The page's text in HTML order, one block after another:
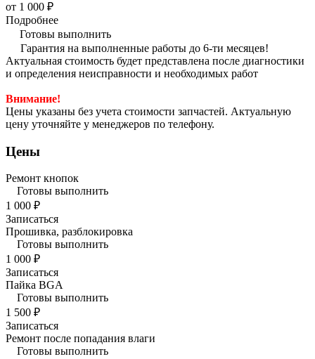
от 1 000 ₽
Подробнее
Готовы выполнить
Гарантия на выполненные работы до 6-ти месяцев!
Актуальная стоимость будет представлена после диагностики
и определения неисправности и необходимых работ
Внимание!
Цены указаны без учета стоимости запчастей. Актуальную
цену уточняйте у менеджеров по телефону.
Цены
Ремонт кнопок
Готовы выполнить
1 000 ₽
Записаться
Прошивка, разблокировка
Готовы выполнить
1 000 ₽
Записаться
Пайка BGA
Готовы выполнить
1 500 ₽
Записаться
Ремонт после попадания влаги
Готовы выполнить